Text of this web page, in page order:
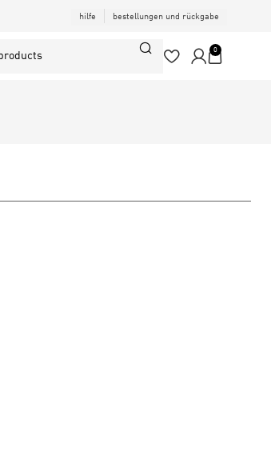
hilfe bestellungen und rückgabe
0